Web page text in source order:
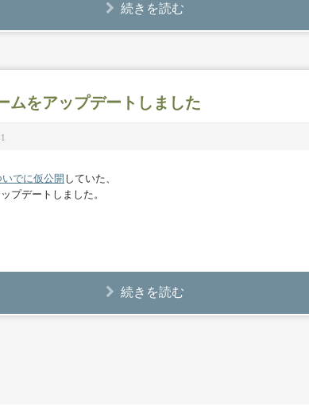
続きを読む
ムをアップデートしました
でに仮公開 していた、
プデートしました。
続きを読む